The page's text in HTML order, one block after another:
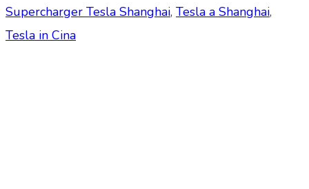
Supercharger Tesla Shanghai, Tesla a Shanghai,
Tesla in Cina